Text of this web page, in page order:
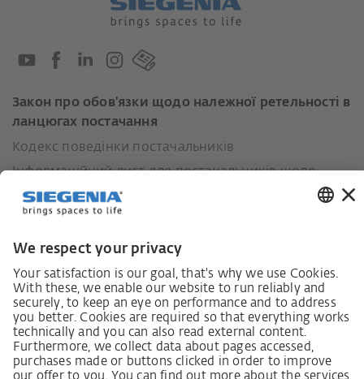
Закон про обов'язки щодо належної ретельності в
ланцюгах постачання
Кодекс поведінки постачальників
Інформаційний лист для постачальників щодо
Закону про належну обачність у ланцюгах
постачання (LkSG)
людини
Процедура подання та розгляду скарг відповідно
до Закону про належну обачність у ланцюгах
постачання